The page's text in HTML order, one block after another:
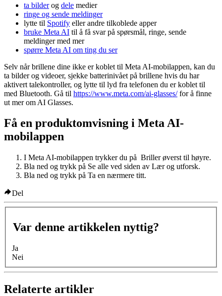
ta bilderog dele medier
ringe og sende meldinger
lytte til Spotify eller andre tilkoblede apper
bruke Meta AI til å få svar på spørsmål, ringe, sende
meldinger med mer
spørre Meta AI om ting du ser
Selv når brillene dine ikke er koblet til Meta AI-mobilappen, kan du
ta bilder og videoer, sjekke batterinivået på brillene hvis du har
aktivert talekontroller, og lytte til lyd fra telefonen du er koblet til
med Bluetooth. Gå til https://www.meta.com/ai-glasses/for å finne
ut mer om AI Glasses.
Få en produktomvisning i Meta AI-
mobilappen
I Meta AI-mobilappen trykker du på Brillerøverst til høyre.
Bla ned og trykk på Se alle ved siden av Lær og utforsk.
Bla ned og trykk på Ta en nærmere titt.
Del
Var denne artikkelen nyttig?
Ja
Nei
Relaterte artikler